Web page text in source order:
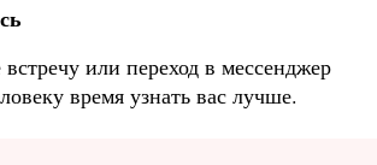
или переход в мессенджер
время узнать вас лучше.